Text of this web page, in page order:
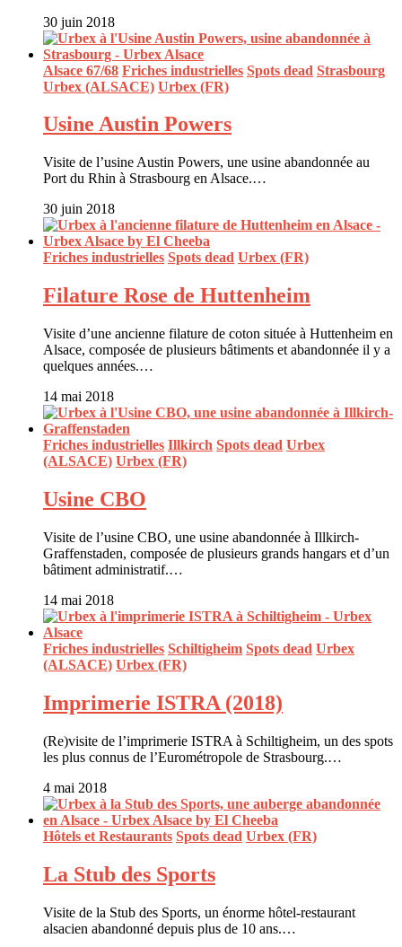
30 juin 2018
Alsace 67/68 Friches industrielles Spots dead Strasbourg
Urbex (ALSACE) Urbex (FR)
Usine Austin Powers
Visite de l’usine Austin Powers, une usine abandonnée au
Port du Rhin à Strasbourg en Alsace.…
30 juin 2018
Friches industrielles Spots dead Urbex (FR)
Filature Rose de Huttenheim
Visite d’une ancienne filature de coton située à Huttenheim en
Alsace, composée de plusieurs bâtiments et abandonnée il y a
quelques années.…
14 mai 2018
Friches industrielles Illkirch Spots dead Urbex
(ALSACE) Urbex (FR)
Usine CBO
Visite de l’usine CBO, une usine abandonnée à Illkirch-
Graffenstaden, composée de plusieurs grands hangars et d’un
bâtiment administratif.…
14 mai 2018
Friches industrielles Schiltigheim Spots dead Urbex
(ALSACE) Urbex (FR)
Imprimerie ISTRA (2018)
(Re)visite de l’imprimerie ISTRA à Schiltigheim, un des spots
les plus connus de l’Eurométropole de Strasbourg.…
4 mai 2018
Hôtels et Restaurants Spots dead Urbex (FR)
La Stub des Sports
Visite de la Stub des Sports, un énorme hôtel-restaurant
alsacien abandonné depuis plus de 10 ans.…